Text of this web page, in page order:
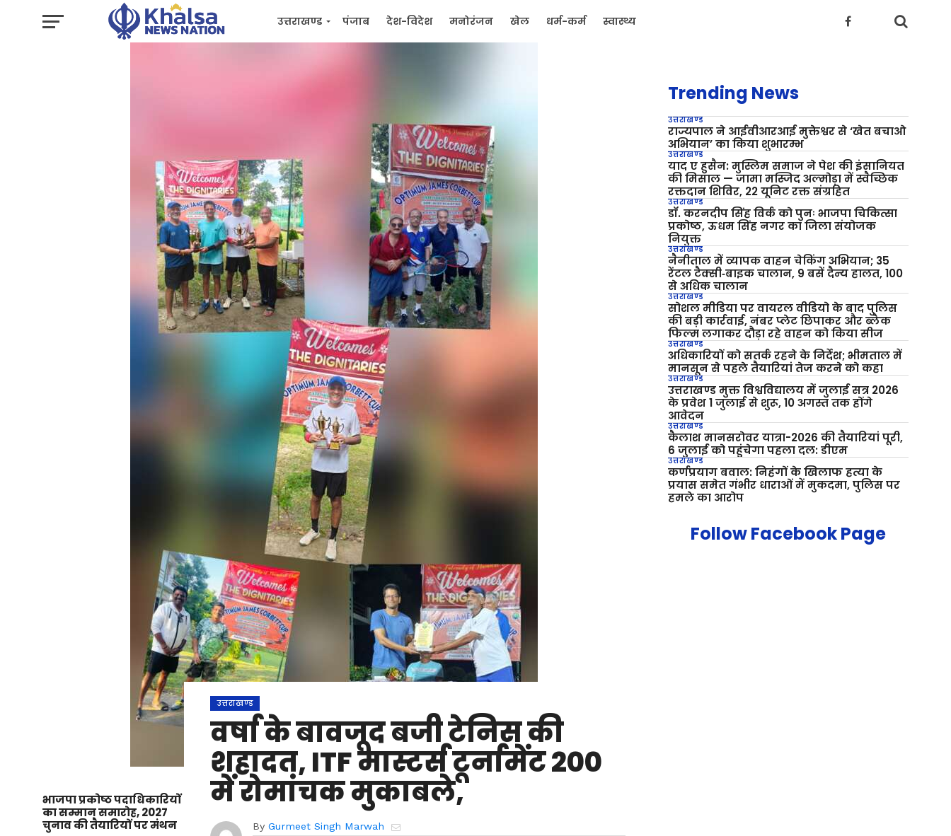
उत्तराखण्ड पंजाब देश-विदेश मनोरंजन खेल धर्म-कर्म स्वास्थ्य
भाजपा प्रकोष्ठ पदाधिकारियों
का सम्मान समारोह, 2027
चुनाव की तैयारियों पर मंथन
उत्तराखण्ड
वर्षा के बावजूद बजी टेनिस की
शहादत, ITF मास्टर्स टूर्नामेंट 200
में रोमांचक मुकाबले,
By Gurmeet Singh Marwah
Trending News
उत्तराखण्ड
राज्यपाल ने आईवीआरआई मुक्तेश्वर से ‘खेत बचाओ
अभियान’ का किया शुभारम्भ
उत्तराखण्ड
याद ए हुसैन: मुस्लिम समाज ने पेश की इंसानियत
की मिसाल — जामा मस्जिद अल्मोड़ा में स्वैच्छिक
रक्तदान शिविर, 22 यूनिट रक्त संग्रहित
उत्तराखण्ड
डॉ. करनदीप सिंह विर्क को पुनः भाजपा चिकित्सा
प्रकोष्ठ, ऊधम सिंह नगर का जिला संयोजक
नियुक्त
उत्तराखण्ड
नैनीताल में व्यापक वाहन चेकिंग अभियान; 35
रेंटल टैक्सी‑बाइक चालान, 9 बसें दैन्य हालत, 100
से अधिक चालान
उत्तराखण्ड
सोशल मीडिया पर वायरल वीडियो के बाद पुलिस
की बड़ी कार्रवाई, नंबर प्लेट छिपाकर और ब्लैक
फिल्म लगाकर दौड़ा रहे वाहन को किया सीज
उत्तराखण्ड
अधिकारियों को सतर्क रहने के निर्देश; भीमताल में
मानसून से पहले तैयारियां तेज करने को कहा
उत्तराखण्ड
उत्तराखण्ड मुक्त विश्वविद्यालय में जुलाई सत्र 2026
के प्रवेश 1 जुलाई से शुरू, 10 अगस्त तक होंगे
आवेदन
उत्तराखण्ड
कैलाश मानसरोवर यात्रा-2026 की तैयारियां पूरी,
6 जुलाई को पहुंचेगा पहला दल: डीएम
उत्तराखण्ड
कर्णप्रयाग बवाल: निहंगों के खिलाफ हत्या के
प्रयास समेत गंभीर धाराओं में मुकदमा, पुलिस पर
हमले का आरोप
Follow Facebook Page